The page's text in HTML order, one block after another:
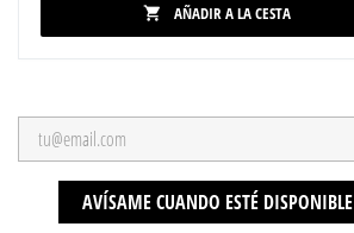
 AÑADIR A LA CESTA
AVÍSAME CUANDO ESTÉ DISPONIBLE